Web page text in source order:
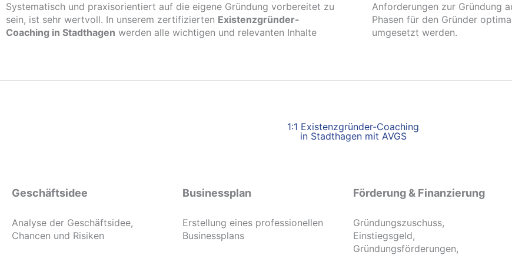
Systematisch und praxisorientiert auf die eigene Gründung vorbereitet zu
sein, ist sehr wertvoll. In unserem zertifizierten Existenzgründer-
Coaching in Stadthagen werden alle wichtigen und relevanten Inhalte
Anforderungen zur Gründung
Phasen für den Gründer
umgesetzt werden.
1:1 Existenzgründer-Coaching
in Stadthagen mit AVGS
Geschäftsidee
Analyse der Geschäftsidee,
Chancen und Risiken
Businessplan
Erstellung eines professionellen
Businessplans
Förderung & Finanzierung
Gründungszuschuss,
Einstiegsgeld,
Gründungsförderungen,